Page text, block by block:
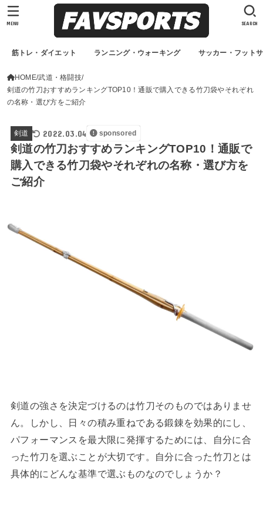
筋トレ・ダイエット ランニング・ウォーキング サッカー・フット
SEARCH
MENU
HOME 武道・格闘技
剣道の竹刀おすすめランキングTOP10！通販で購入できる竹刀袋やそれぞれ
の名称・選び方をご紹介
剣道 2022.03.04 sponsored
剣道の竹刀おすすめランキングTOP10！通販で
購入できる竹刀袋やそれぞれの名称・選び方を
ご紹介
剣道の強さを決定づけるのは竹刀そのものではありませ
ん。しかし、日々の積み重ねである鍛錬を効果的にし、
パフォーマンスを最大限に発揮するためには、自分に合
った竹刀を選ぶことが大切です。自分に合った竹刀とは
具体的にどんな基準で選ぶものなのでしょうか？